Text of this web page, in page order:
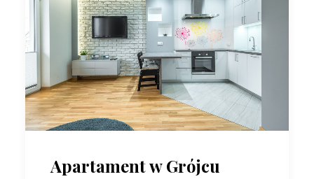
Apartament w Grójcu